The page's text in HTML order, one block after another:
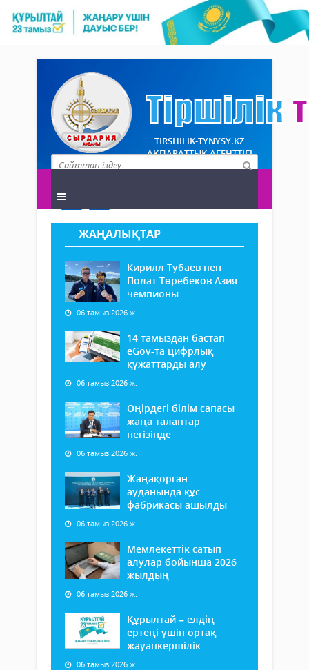
TIRSHILIK-TYNYSY.KZ
АҚПАРАТТЫҚ АГЕНТТІГІ
ЖАҢАЛЫҚТАР
Кирилл Тубаев пен
Полат Төребеков Азия
чемпионы
06 тамыз 2026 ж.
14 тамыздан бастап
еGov-та цифрлық
құжаттарды алу
06 тамыз 2026 ж.
Өңірдегі білім сапасы
жаңа талаптар
негізінде
06 тамыз 2026 ж.
Жаңақорған
ауданында құс
фабрикасы ашылды
06 тамыз 2026 ж.
Мемлекеттік сатып
алулар бойынша 2026
жылдың
06 тамыз 2026 ж.
Құрылтай – елдің
ертеңі үшін ортақ
жауапкершілік
06 тамыз 2026 ж.